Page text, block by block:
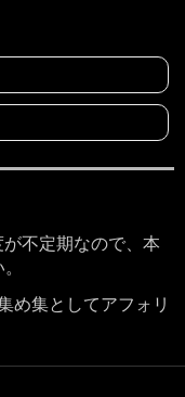
不定期なので、本
め集としてアフォリ